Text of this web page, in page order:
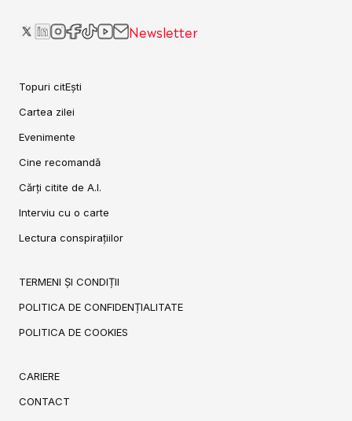
Newsletter
Topuri citEști
Cartea zilei
Evenimente
Cine recomandă
Cărți citite de A.I.
Interviu cu o carte
Lectura conspirațiilor
TERMENI ȘI CONDIȚII
POLITICA DE CONFIDENȚIALITATE
POLITICA DE COOKIES
CARIERE
CONTACT